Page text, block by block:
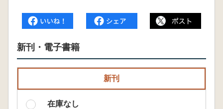
新刊・電子書籍
新刊
在庫なし